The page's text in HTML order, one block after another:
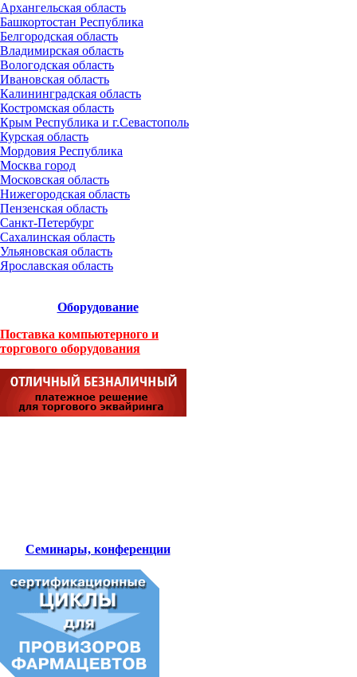
Архангельская область
Башкортостан Республика
Белгородская область
Владимирская область
Вологодская область
Ивановская область
Калининградская область
Костромская область
Крым Республика и г.Севастополь
Курская область
Мордовия Республика
Москва город
Московская область
Нижегородская область
Пензенская область
Санкт-Петербург
Сахалинская область
Ульяновская область
Ярославская область
Оборудование
Поставка компьютерного и
торгового оборудования
Семинары, конференции